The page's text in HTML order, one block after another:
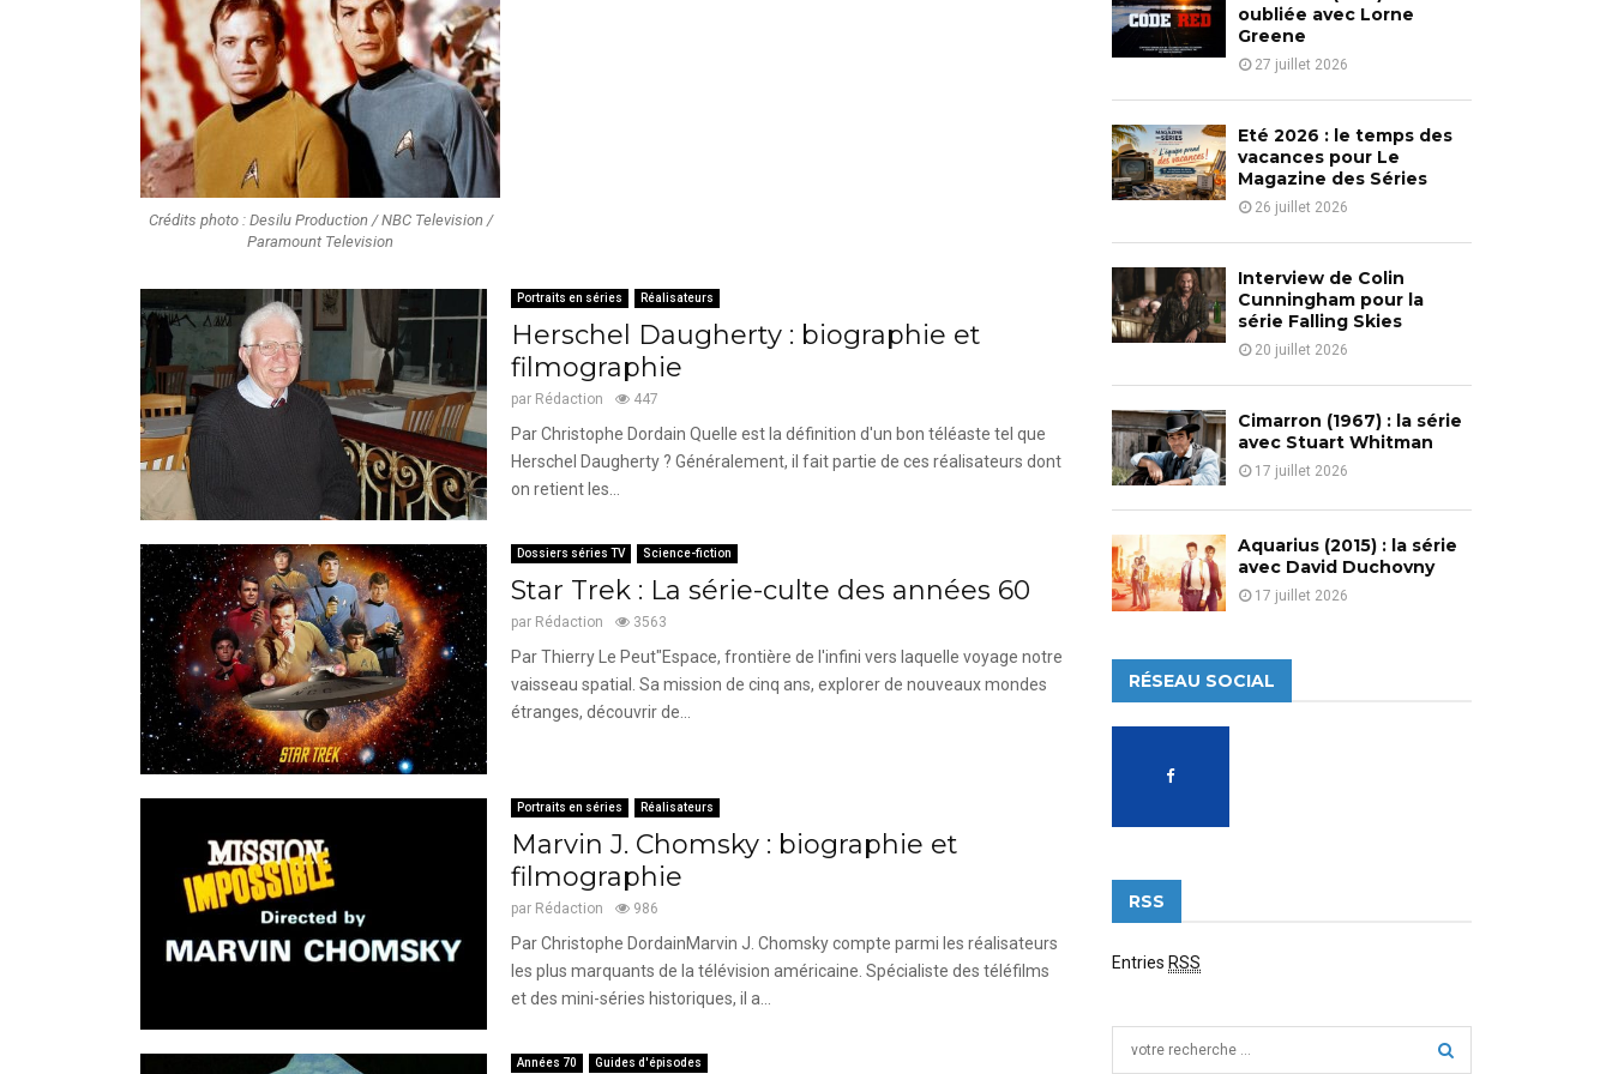
Crédits photo : Desilu Production / NBC Television /
Paramount Television
Portraits en séries Réalisateurs
Herschel Daugherty : biographie et
filmographie
par Rédaction 447
Par Christophe Dordain Quelle est la définition d'un bon téléaste tel que
Herschel Daugherty ? Généralement, il fait partie de ces réalisateurs dont
on retient les...
Dossiers séries TV Science-fiction
Star Trek : La série-culte des années 60
par Rédaction 3563
Par Thierry Le Peut"Espace, frontière de l'infini vers laquelle voyage notre
vaisseau spatial. Sa mission de cinq ans, explorer de nouveaux mondes
étranges, découvrir de...
Portraits en séries Réalisateurs
Marvin J. Chomsky : biographie et
filmographie
par Rédaction 986
Par Christophe DordainMarvin J. Chomsky compte parmi les réalisateurs
les plus marquants de la télévision américaine. Spécialiste des téléfilms
et des mini-séries historiques, il a...
Années 70 Guides d'épisodes
o
r
:
H
oubliée avec Lorne
Greene
27 juillet 2026
Eté 2026 : le temps des
vacances pour Le
Magazine des Séries
26 juillet 2026
Interview de Colin
Cunningham pour la
série Falling Skies
20 juillet 2026
Cimarron (1967) : la série
avec Stuart Whitman
17 juillet 2026
Aquarius (2015) : la série
avec David Duchovny
17 juillet 2026
RÉSEAU SOCIAL
RSS
Entries RSS